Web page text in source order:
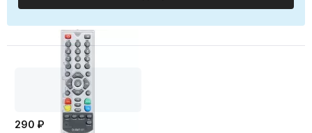
290 ₽